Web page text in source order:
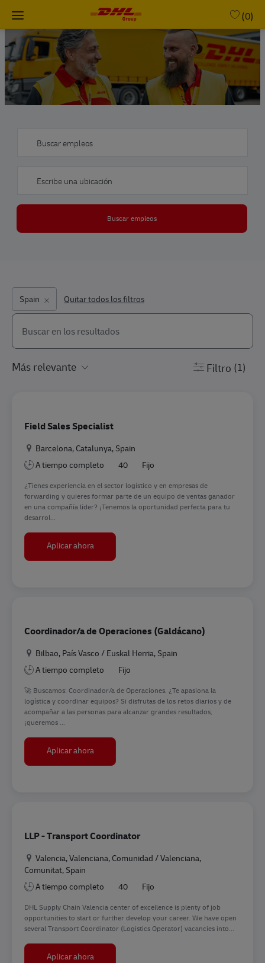
Skip to main content
(0)
Buscar empleos
Spain Quitar todos los filtros
the results are updated
Buscar en la lista siguiente
Filtro (1)
Field Sales Specialist
Ubicación
Barcelona, Catalunya, Spain
A tiempo completo
40 Fijo
¿Tienes experiencia en el sector logístico y en empresas de
forwarding y quieres formar parte de un equipo de ventas ganador
en una compañía líder? ¡Tenemos la oportunidad perfecta para tu
desarrol...
Aplicar ahoraField Sales Specialist
Coordinador/a de Operaciones (Galdácano)
Ubicación
Bilbao, País Vasco / Euskal Herria, Spain
A tiempo completo
Fijo
🚀 Buscamos: Coordinador/a de Operaciones. ¿Te apasiona la
logística y coordinar equipos? Si disfrutas de los retos diarios y de
acompañar a las personas para alcanzar grandes resultados,
¡queremos ...
Aplicar ahoraCoordinador/a de Operaciones (Galdácano)
LLP - Transport Coordinator
Ubicación
Valencia, Valenciana, Comunidad / Valenciana,
Comunitat, Spain
A tiempo completo
40 Fijo
DHL Supply Chain Valencia center of excellence is plenty of job
opportunities to start or further develop your career. We have open
several Transport Coordinator (Logistics Operator) vacancies into...
Aplicar ahoraLLP - Transport Coordinator